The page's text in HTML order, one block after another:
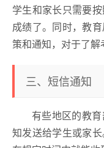
学生和家长只需要
成绩了。同时，教
策和通知，对于了解
三、短信通知
有些地区的教
知发送给学生或家